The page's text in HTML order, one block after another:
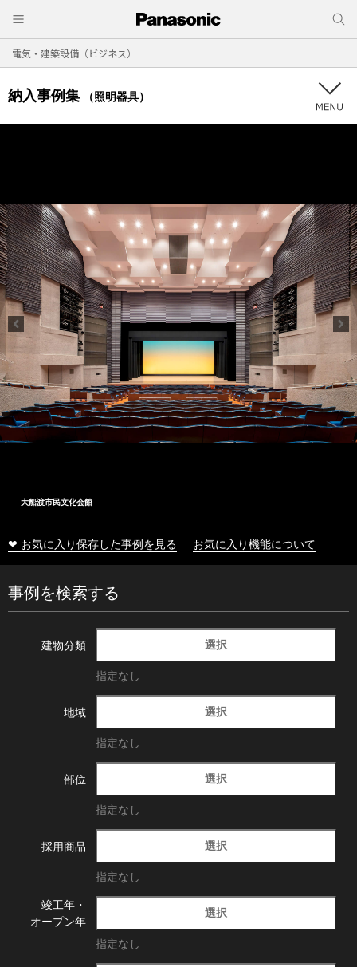
電気・建築設備（ビジネス）
納入事例集 （照明器具）
大船渡市民文化会館
❤ お気に入り保存した事例を見る お気に入り機能について
事例を検索する
建物分類 選択
指定なし
地域 選択
指定なし
部位 選択
指定なし
採用商品 選択
指定なし
竣工年・
オープン年
選択
指定なし